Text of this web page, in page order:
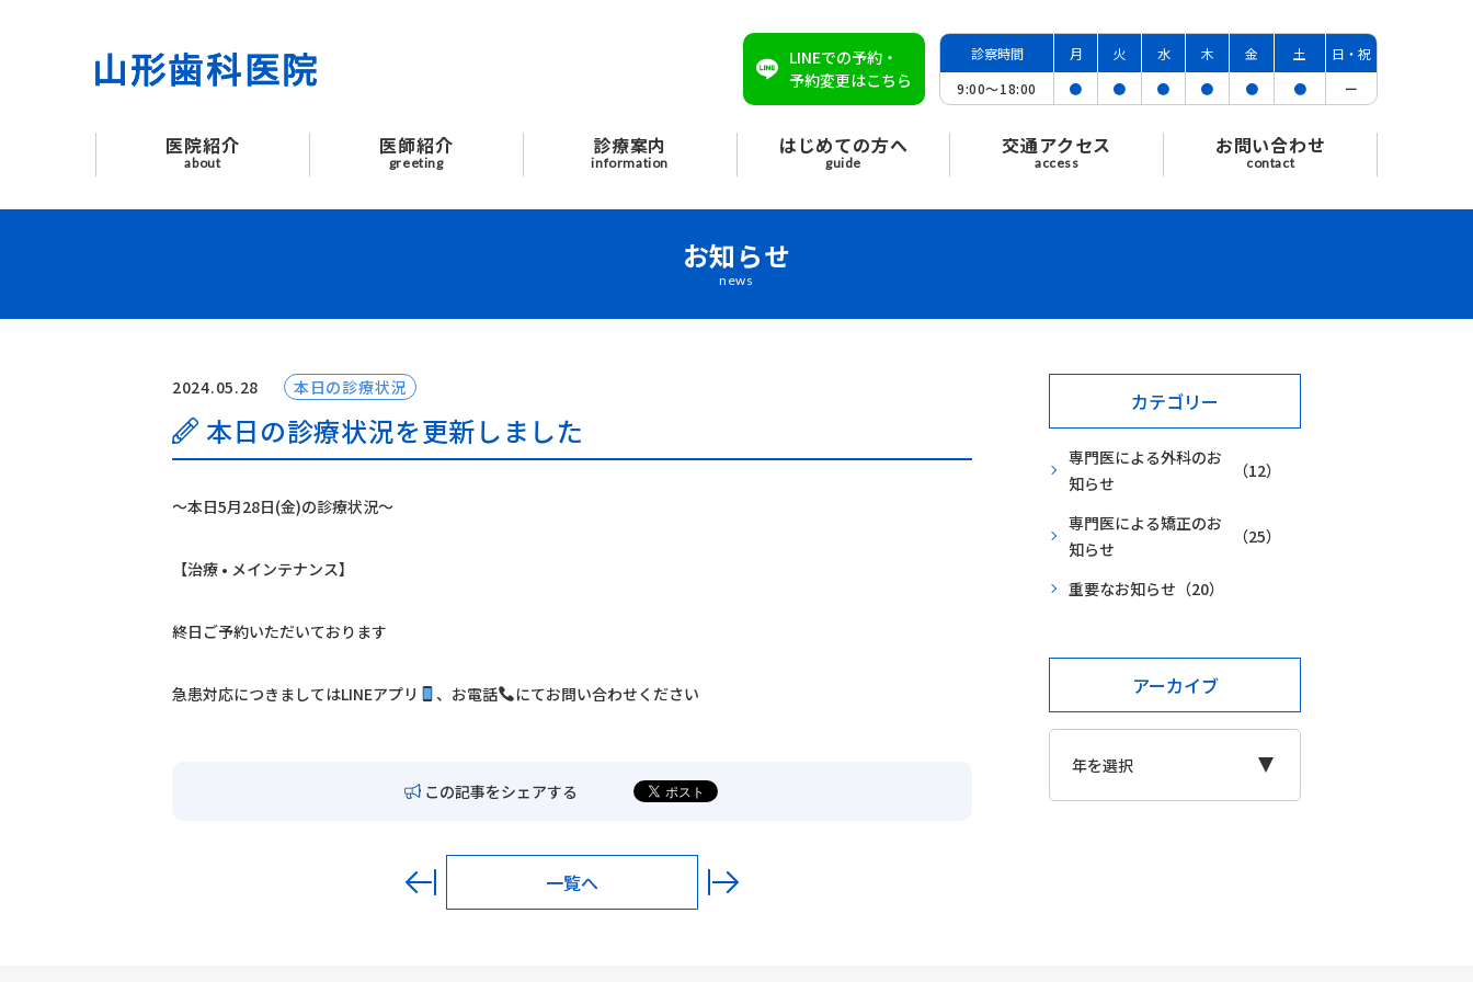
LINEでの予約・
予約変更はこちら
診察時間 月 火 水 木 金 土
日・祝
9:00〜18:00 ● ● ● ● ● ● ー
医院紹介
about
医師紹介
greeting
診療案内
information
はじめての方へ
guide
交通アクセス
access
お問い合わせ
contact
お知らせ
news
2024.05.28 本日の診療状況
本日の診療状況を更新しました
〜本日5月28日(金)の診療状況〜
【治療 • メインテナンス】
終日ご予約いただいております
急患対応につきましてはLINEアプリ 、お電話 にてお問い合わせください
この記事をシェアする
一覧へ
カテゴリー
専門医による外科のお
知らせ
（12）
専門医による矯正のお
知らせ
（25）
重要なお知らせ （20）
アーカイブ